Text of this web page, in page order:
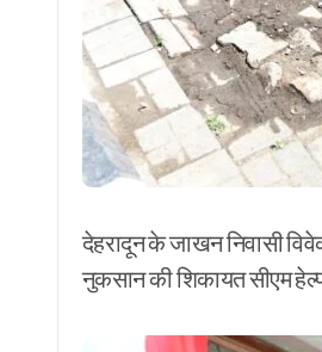
देहरादून के जाखन निवासी
नुकसान की शिकायत सीएम